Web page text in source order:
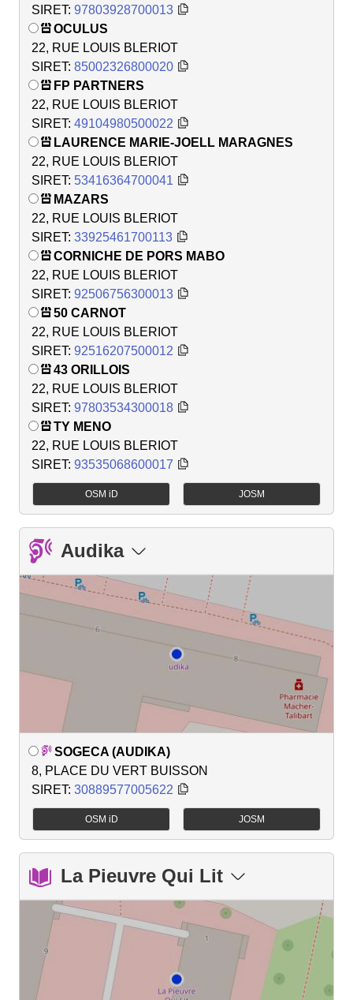
SIRET: 97803928700013
OCULUS
22, RUE LOUIS BLERIOT
SIRET: 85002326800020
FP PARTNERS
22, RUE LOUIS BLERIOT
SIRET: 49104980500022
LAURENCE MARIE-JOELL MARAGNES
22, RUE LOUIS BLERIOT
SIRET: 53416364700041
MAZARS
22, RUE LOUIS BLERIOT
SIRET: 33925461700113
CORNICHE DE PORS MABO
22, RUE LOUIS BLERIOT
SIRET: 92506756300013
50 CARNOT
22, RUE LOUIS BLERIOT
SIRET: 92516207500012
43 ORILLOIS
22, RUE LOUIS BLERIOT
SIRET: 97803534300018
TY MENO
22, RUE LOUIS BLERIOT
SIRET: 93535068600017
OSM iD JOSM
Audika
SOGECA (AUDIKA)
8, PLACE DU VERT BUISSON
SIRET: 30889577005622
OSM iD JOSM
La Pieuvre Qui Lit